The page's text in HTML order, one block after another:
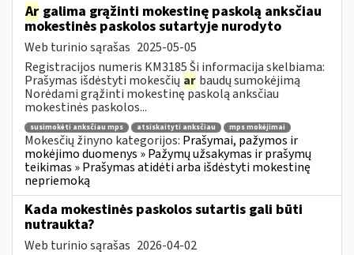
Ar galima grąžinti mokestinę paskolą anksčiau
mokestinės paskolos sutartyje nurodyto
Web turinio sąrašas 2025-05-05
Registracijos numeris KM3185 Ši informacija skelbiama:
Prašymas išdėstyti mokesčių ar baudų sumokėjimą
Norėdami grąžinti mokestinę paskolą anksčiau
mokestinės paskolos...
susimokėti anksčiau mps atsiskaityti anksčiau mps mokėjimai
Mokesčių žinyno kategorijos: Prašymai, pažymos ir
mokėjimo duomenys » Pažymų užsakymas ir prašymų
teikimas » Prašymas atidėti arba išdėstyti mokestinę
nepriemoką
Kada mokestinės paskolos sutartis gali būti
nutraukta?
Web turinio sąrašas 2026-04-02